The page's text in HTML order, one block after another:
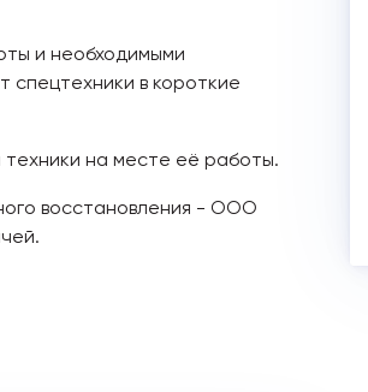
и необходимыми
в короткие
техники на месте её работы.
восстановления - ООО